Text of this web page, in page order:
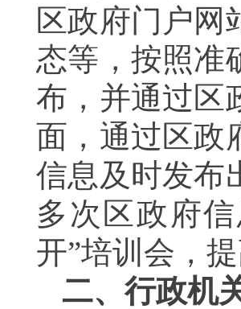
区政府门户网
态等，按照准
布，并通过区
面，通过区政
信息及时发布
多次区政府
开”培训会，
二、行政机